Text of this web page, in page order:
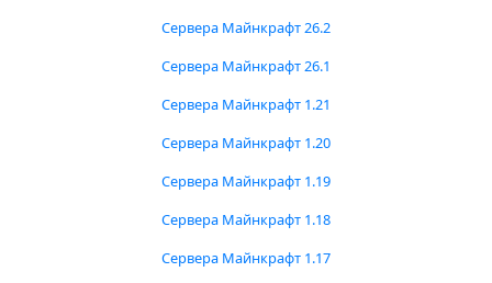
Сервера Майнкрафт 26.2
Сервера Майнкрафт 26.1
Сервера Майнкрафт 1.21
Сервера Майнкрафт 1.20
Сервера Майнкрафт 1.19
Сервера Майнкрафт 1.18
Сервера Майнкрафт 1.17